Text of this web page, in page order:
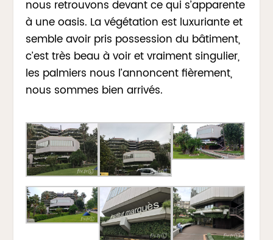
nous retrouvons devant ce qui s’apparente
à une oasis. La végétation est luxuriante et
semble avoir pris possession du bâtiment,
c’est très beau à voir et vraiment singulier,
les palmiers nous l’annoncent fièrement,
nous sommes bien arrivés.